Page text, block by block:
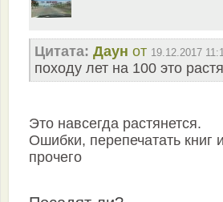
Цитата: Даун от 19.12.2017
походу лет на 100 это
Это навсегда растянется.
Ошибки, перепечатать книг
прочего